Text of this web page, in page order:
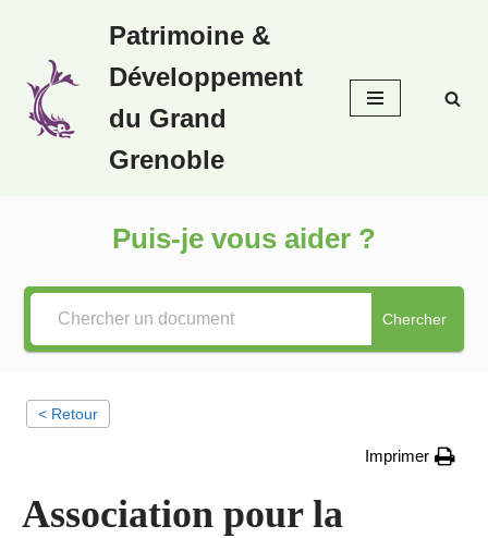
au
contenu
Patrimoine &
Développement
du Grand
Grenoble
Puis-je vous aider ?
Chercher
< Retour
Imprimer
Association pour la